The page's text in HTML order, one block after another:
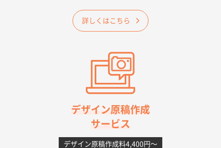
大阪府のお客様
A4フルカラークリアファイル1000枚
【ポリ】特別ご注文ページ1000枚
2026年06月08日 17:38
対応の速さ、丁寧さ、提案など
不織布フラットバッグ（A4縦サイズ）1000枚
詳しくはこちら
デザイン原稿作成
サービス
デザイン原稿作成料4,400円〜